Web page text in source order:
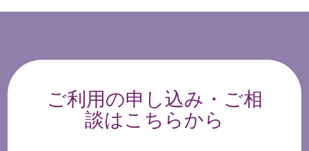
ご利用の申し込み・ご相
談はこちらから